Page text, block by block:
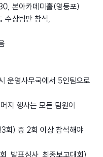
본아카데미홀(영등포)
수상팀만 참석,
운영사무국에서 5인팀으로
지 행사는 모든 팀원이
회) 중 2회 이상 참석해야
, 발표심사, 최종보고대회)